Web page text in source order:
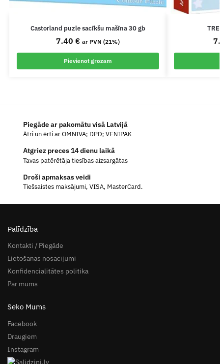
Castorland puzle sacīkšu mašīna 30 gb
7.40 € ar PVN (21%)
Pievienot grozam
Piegāde ar pakomātu visā Latvijā
Ātri un ērti ar OMNIVA; DPD; VENIPAK
Atgriez preces 14 dienu laikā
Tavas patērētāja tiesības aizsargātas
Droši apmaksas veidi
Tiešsaistes maksājumi, VISA, MasterCard.
Palīdzība
Kontakti / Piegāde
Lietošanas nosacījumi
Konfidencialitātes politika
Par mums
Seko Mums
Facebook
Draugiem
Instagram